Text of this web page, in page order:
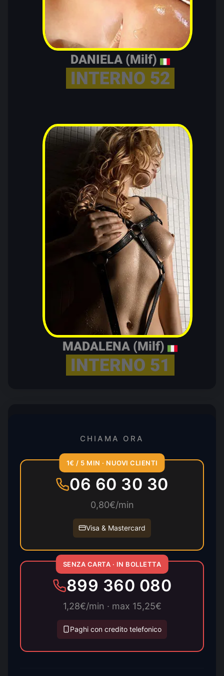
DANIELA (Milf)
INTERNO 52
MADALENA (Milf)
INTERNO 51
CHIAMA ORA
1€ / 5 MIN · NUOVI CLIENTI
06 60 30 30
0,80€/min
Visa & Mastercard
SENZA CARTA · IN BOLLETTA
899 360 080
1,28€/min · max 15,25€
Paghi con credito telefonico